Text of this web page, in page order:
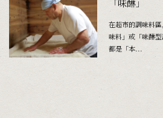
「味醂」
在超市的調味料
味料」或「味醂
都是「本...